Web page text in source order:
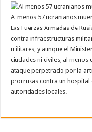
Al menos 57 ucranianos
Las Fuerzas Armadas de
contra infraestructuras
militares, y aunque el
ciudades ni civiles, al menos
ataque perpetrado por la
prorrusas contra un hospital
autoridades locales.